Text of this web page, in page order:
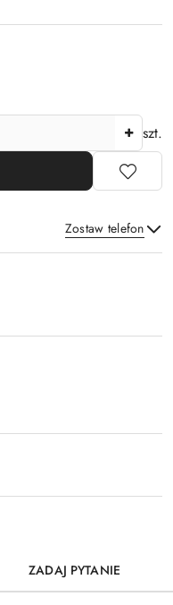
szt.
Zostaw telefon
ZADAJ PYTANIE